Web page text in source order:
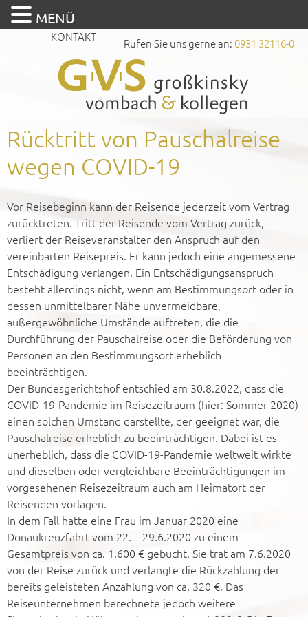
Rufen Sie uns gerne an: 0931 32116-0
KONTAKT
Rücktritt von Pauschalreise
wegen COVID-19
Vor Reisebeginn kann der Reisende jederzeit vom Vertrag
zurücktreten. Tritt der Reisende vom Vertrag zurück,
verliert der Reiseveranstalter den Anspruch auf den
vereinbarten Reisepreis. Er kann jedoch eine angemessene
Entschädigung verlangen. Ein Entschädigungsanspruch
besteht allerdings nicht, wenn am Bestimmungsort oder in
dessen unmittelbarer Nähe unvermeidbare,
außergewöhnliche Umstände auftreten, die die
Durchführung der Pauschalreise oder die Beförderung von
Personen an den Bestimmungsort erheblich
beeinträchtigen.
Der Bundesgerichtshof entschied am 30.8.2022, dass die
COVID-19-Pandemie im Reisezeitraum (hier: Sommer 2020)
einen solchen Umstand darstellte, der geeignet war, die
Pauschalreise erheblich zu beeinträchtigen. Dabei ist es
unerheblich, dass die COVID-19-Pandemie weltweit wirkte
und dieselben oder vergleichbare Beeinträchtigungen im
vorgesehenen Reisezeitraum auch am Heimatort der
Reisenden vorlagen.
In dem Fall hatte eine Frau im Januar 2020 eine
Donaukreuzfahrt vom 22. – 29.6.2020 zu einem
Gesamtpreis von ca. 1.600 € gebucht. Sie trat am 7.6.2020
von der Reise zurück und verlangte die Rückzahlung der
bereits geleisteten Anzahlung von ca. 320 €. Das
Reiseunternehmen berechnete jedoch weitere
MENÜ